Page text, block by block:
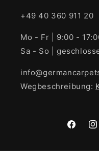
+49 40 360 911 20
Mo - Fr | 9:00 -
Sa - So |
Wegbeschreibung:
Facebook